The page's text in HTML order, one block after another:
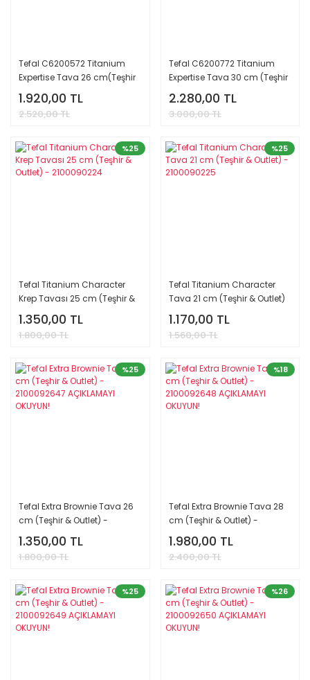
Tefal C6200572 Titanium
Expertise Tava 26 cm(Teşhir
& Outlet) - 2100088990
1.920,00 TL
2.520,00 TL
Tefal C6200772 Titanium
Expertise Tava 30 cm (Teşhir
& Outlet) - 2100088992
2.280,00 TL
3.000,00 TL
%25
Tefal Titanium Character
Krep Tavası 25 cm (Teşhir &
Outlet) - 2100090224
1.350,00 TL
1.800,00 TL
%25
Tefal Titanium Character
Tava 21 cm (Teşhir & Outlet)
- 2100090225
1.170,00 TL
1.560,00 TL
%25
Tefal Extra Brownie Tava 26
cm (Teşhir & Outlet) -
2100092647 AÇIKLAMAYI
OKUYUN!
1.350,00 TL
1.800,00 TL
%18
Tefal Extra Brownie Tava 28
cm (Teşhir & Outlet) -
2100092648 AÇIKLAMAYI
OKUYUN!
1.980,00 TL
2.400,00 TL
%25 %26